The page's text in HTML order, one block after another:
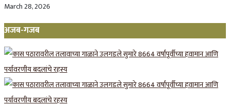
March 28, 2026
अजब-गजब